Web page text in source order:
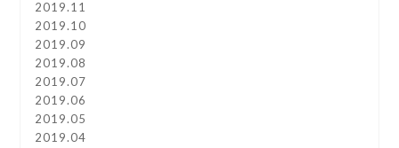
2019.11
2019.10
2019.09
2019.08
2019.07
2019.06
2019.05
2019.04